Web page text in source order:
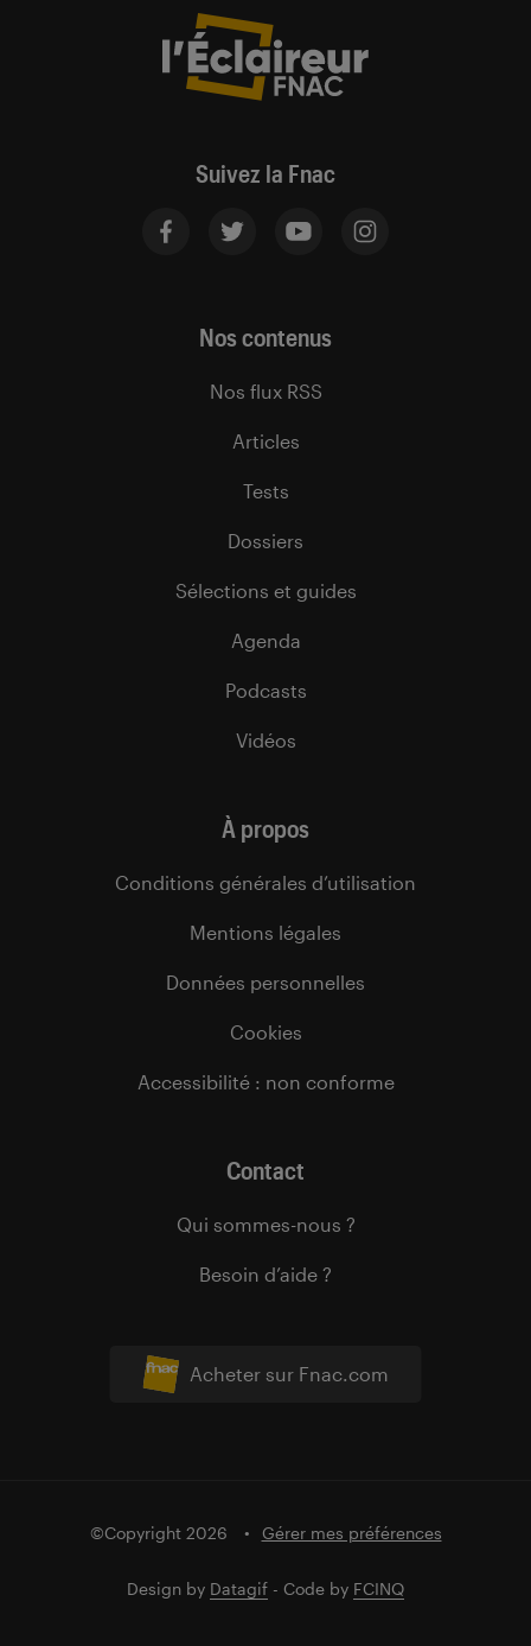
Suivez la Fnac
Acheter sur Fnac.com
Nos contenus
Nos flux RSS
Articles
Tests
Dossiers
Sélections et guides
Agenda
Podcasts
Vidéos
À propos
Conditions générales d’utilisation
Mentions légales
Données personnelles
Cookies
Accessibilité : non conforme
Contact
Qui sommes-nous ?
Besoin d’aide ?
©Copyright 2026 Gérer mes préférences
Design by Datagif - Code by FCINQ